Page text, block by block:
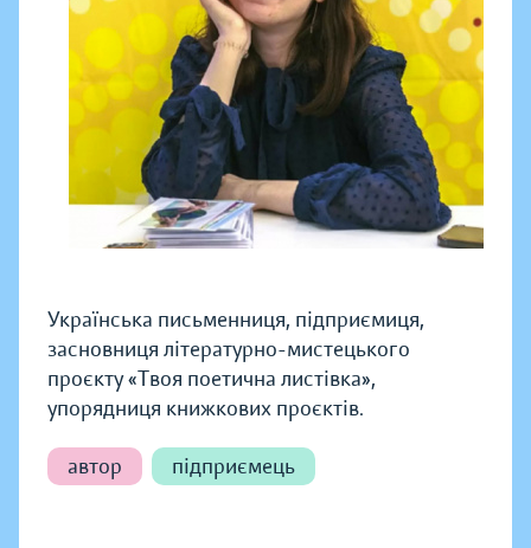
Українська письменниця, підприємиця,
засновниця літературно-мистецького
проєкту «Твоя поетична листівка»,
упорядниця книжкових проєктів.
автор підприємець